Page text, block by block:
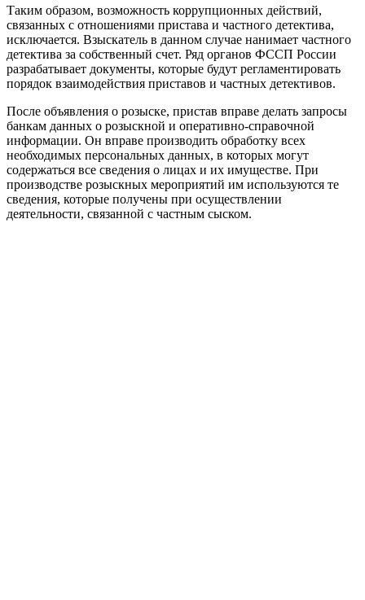
Таким образом, возможность коррупционных действий,
связанных с отношениями пристава и частного детектива,
исключается. Взыскатель в данном случае нанимает частного
детектива за собственный счет. Ряд органов ФССП России
разрабатывает документы, которые будут регламентировать
порядок взаимодействия приставов и частных детективов.
После объявления о розыске, пристав вправе делать запросы
банкам данных о розыскной и оперативно-справочной
информации. Он вправе производить обработку всех
необходимых персональных данных, в которых могут
содержаться все сведения о лицах и их имуществе. При
производстве розыскных мероприятий им используются те
сведения, которые получены при осуществлении
деятельности, связанной с частным сыском.